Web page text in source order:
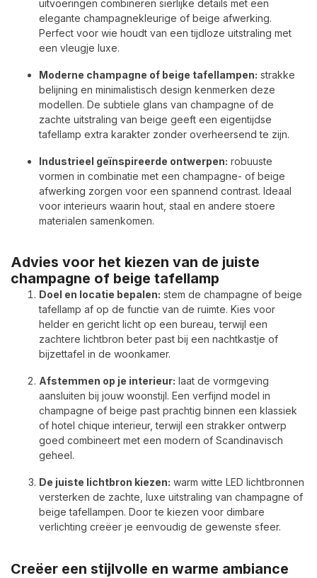
uitvoeringen combineren sierlijke details met een
elegante champagnekleurige of beige afwerking.
Perfect voor wie houdt van een tijdloze uitstraling met
een vleugje luxe.
Moderne champagne of beige tafellampen: strakke
belijning en minimalistisch design kenmerken deze
modellen. De subtiele glans van champagne of de
zachte uitstraling van beige geeft een eigentijdse
tafellamp extra karakter zonder overheersend te zijn.
Industrieel geïnspireerde ontwerpen: robuuste
vormen in combinatie met een champagne- of beige
afwerking zorgen voor een spannend contrast. Ideaal
voor interieurs waarin hout, staal en andere stoere
materialen samenkomen.
Advies voor het kiezen van de juiste
champagne of beige tafellamp
Doel en locatie bepalen: stem de champagne of beige
tafellamp af op de functie van de ruimte. Kies voor
helder en gericht licht op een bureau, terwijl een
zachtere lichtbron beter past bij een nachtkastje of
bijzettafel in de woonkamer.
Afstemmen op je interieur: laat de vormgeving
aansluiten bij jouw woonstijl. Een verfijnd model in
champagne of beige past prachtig binnen een klassiek
of hotel chique interieur, terwijl een strakker ontwerp
goed combineert met een modern of Scandinavisch
geheel.
De juiste lichtbron kiezen: warm witte LED lichtbronnen
versterken de zachte, luxe uitstraling van champagne of
beige tafellampen. Door te kiezen voor dimbare
verlichting creëer je eenvoudig de gewenste sfeer.
Creëer een stijlvolle en warme ambiance